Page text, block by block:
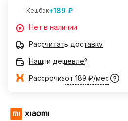
Кешбэк+189 ₽
Нет в наличии
Рассчитать доставку
Нашли дешевле?
Рассрочкаот 189 ₽/мес